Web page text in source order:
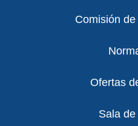
Comisión
Ofertas
Sala